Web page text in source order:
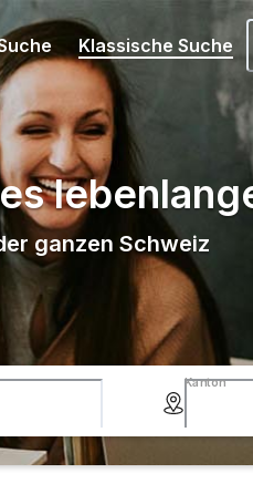
Klassische Suche
ganzen Schweiz
Kanton